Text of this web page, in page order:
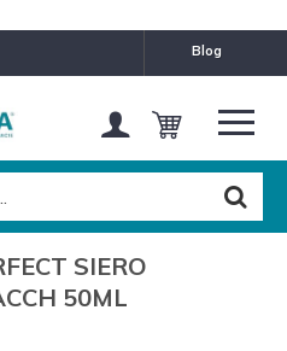
blog
SIERO
50ML